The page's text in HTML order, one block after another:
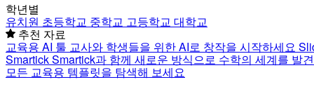
학년별
유치원 초등학교 중학교 고등학교 대학교
추천 자료
교육용 AI 툴 교사와 학생들을 위한 AI로 창작을 시작하세요
SmartickSmartick과 함께 새로운 방식으로 수학의 세계를 발
모든 교육용 템플릿을 탐색해 보세요